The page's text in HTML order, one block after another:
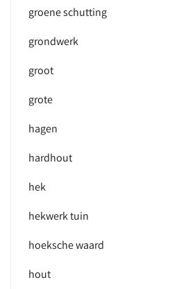
groene schutting
grondwerk
groot
grote
hagen
hardhout
hek
hekwerk tuin
hoeksche waard
hout